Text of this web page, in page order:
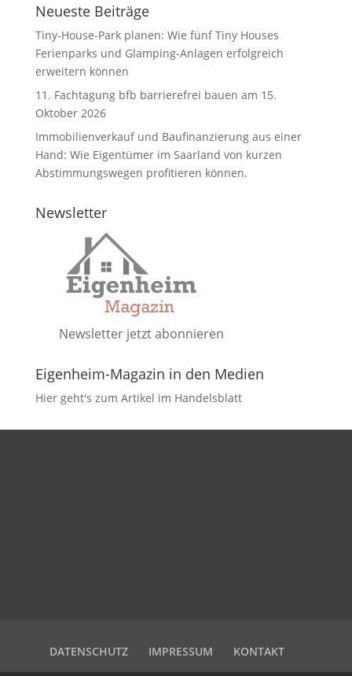
Neueste Beiträge
Tiny-House-Park planen: Wie fünf Tiny Houses
Ferienparks und Glamping-Anlagen erfolgreich
erweitern können
11. Fachtagung bfb barrierefrei bauen am 15.
Oktober 2026
Immobilienverkauf und Baufinanzierung aus einer
Hand: Wie Eigentümer im Saarland von kurzen
Abstimmungswegen profitieren können.
Newsletter
Newsletter jetzt abonnieren
Eigenheim-Magazin in den Medien
Hier geht's zum Artikel im Handelsblatt
DATENSCHUTZ
DATENSCHUTZ IMPRESSUM KONTAKT